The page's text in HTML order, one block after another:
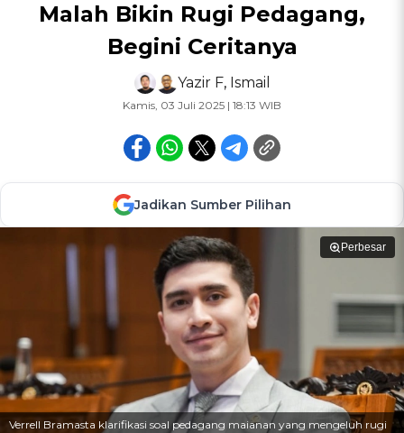
Malah Bikin Rugi Pedagang,
Begini Ceritanya
Yazir F, Ismail
Kamis, 03 Juli 2025 | 18:13 WIB
Jadikan Sumber Pilihan
Perbesar
Verrell Bramasta klarifikasi soal pedagang maianan yang mengeluh rugi